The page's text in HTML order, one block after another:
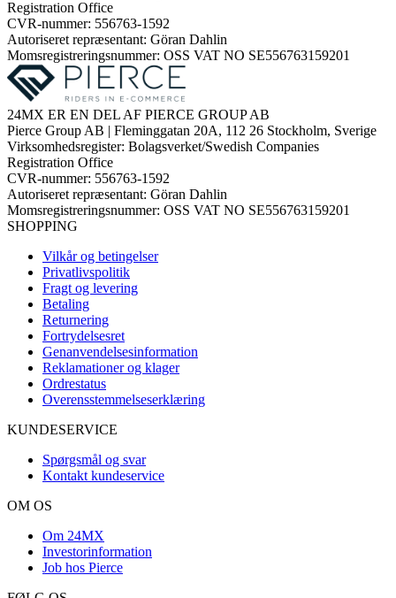
Registration Office
CVR-nummer: 556763-1592
Autoriseret repræsentant: Göran Dahlin
Momsregistreringsnummer: OSS VAT NO SE556763159201
24MX ER EN DEL AF PIERCE GROUP AB
Pierce Group AB | Fleminggatan 20A, 112 26 Stockholm, Sverige
Virksomhedsregister: Bolagsverket/Swedish Companies
Registration Office
CVR-nummer: 556763-1592
Autoriseret repræsentant: Göran Dahlin
Momsregistreringsnummer: OSS VAT NO SE556763159201
SHOPPING
Vilkår og betingelser
Privatlivspolitik
Fragt og levering
Betaling
Returnering
Fortrydelsesret
Genanvendelsesinformation
Reklamationer og klager
Ordrestatus
Overensstemmelseserklæring
KUNDESERVICE
Spørgsmål og svar
Kontakt kundeservice
OM OS
Om 24MX
Investorinformation
Job hos Pierce